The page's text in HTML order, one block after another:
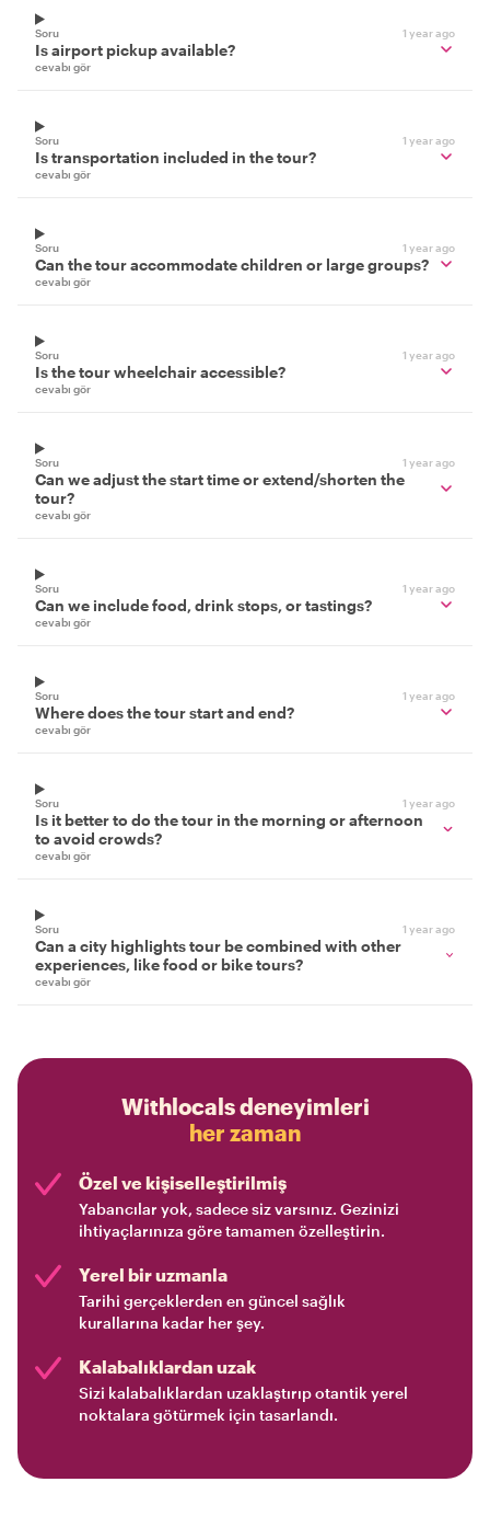
Soru 1 year ago
Is airport pickup available?
cevabı gör
Soru 1 year ago
Is transportation included in the tour?
cevabı gör
Soru 1 year ago
Can the tour accommodate children or large groups?
cevabı gör
Soru 1 year ago
Is the tour wheelchair accessible?
cevabı gör
Soru 1 year ago
Can we adjust the start time or extend/shorten the
tour?
cevabı gör
Soru 1 year ago
Can we include food, drink stops, or tastings?
cevabı gör
Soru 1 year ago
Where does the tour start and end?
cevabı gör
Soru 1 year ago
Is it better to do the tour in the morning or afternoon
to avoid crowds?
cevabı gör
Soru 1 year ago
Can a city highlights tour be combined with other
experiences, like food or bike tours?
cevabı gör
Withlocals deneyimleri
her zaman
Özel ve kişiselleştirilmiş
Yabancılar yok, sadece siz varsınız. Gezinizi
ihtiyaçlarınıza göre tamamen özelleştirin.
Yerel bir uzmanla
Tarihi gerçeklerden en güncel sağlık
kurallarına kadar her şey.
Kalabalıklardan uzak
Sizi kalabalıklardan uzaklaştırıp otantik yerel
noktalara götürmek için tasarlandı.